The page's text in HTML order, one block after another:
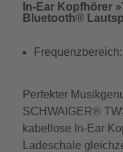
In-Ear Kopfhörer
Bluetooth®
Perfekter
SCHWAIGER®
kabellose In-Ear
Ladeschale